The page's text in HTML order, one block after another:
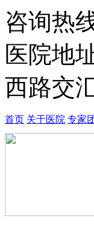
咨询热
医院地
西路交
首页 关于医院 专家